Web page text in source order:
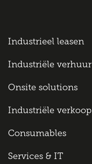
Industrieel leasen
Industriële verhuur
Onsite solutions
Industriële verkoop
Consumables
Services & IT